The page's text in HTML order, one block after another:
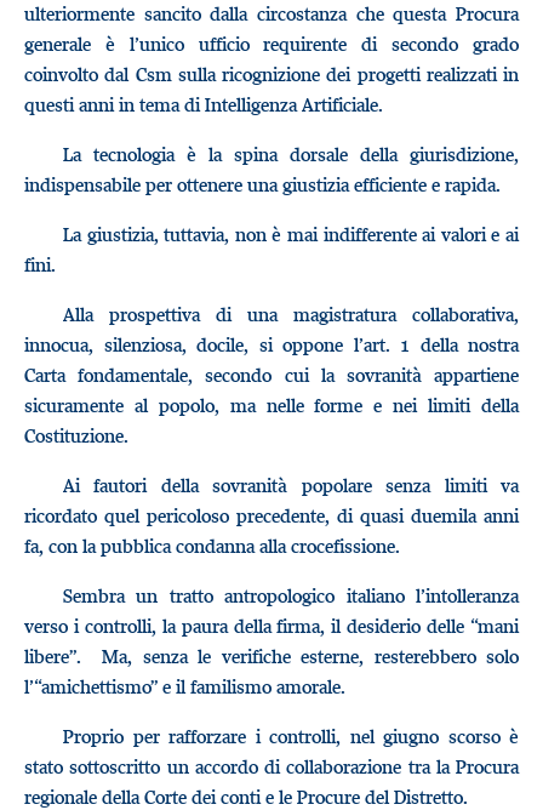
ulteriormente sancito dalla circostanza che questa Procura
generale è l’unico ufficio requirente di secondo grado
coinvolto dal Csm sulla ricognizione dei progetti realizzati in
questi anni in tema di Intelligenza Artificiale.
La tecnologia è la spina dorsale della giurisdizione,
indispensabile per ottenere una giustizia efficiente e rapida.
La giustizia, tuttavia, non è mai indifferente ai valori e ai
fini.
Alla prospettiva di una magistratura collaborativa,
innocua, silenziosa, docile, si oppone l’art. 1 della nostra
Carta fondamentale, secondo cui la sovranità appartiene
sicuramente al popolo, ma nelle forme e nei limiti della
Costituzione.
Ai fautori della sovranità popolare senza limiti va
ricordato quel pericoloso precedente, di quasi duemila anni
fa, con la pubblica condanna alla crocefissione.
Sembra un tratto antropologico italiano l’intolleranza
verso i controlli, la paura della firma, il desiderio delle “mani
libere”. Ma, senza le verifiche esterne, resterebbero solo
l’“amichettismo” e il familismo amorale.
Proprio per rafforzare i controlli, nel giugno scorso è
stato sottoscritto un accordo di collaborazione tra la Procura
regionale della Corte dei conti e le Procure del Distretto.